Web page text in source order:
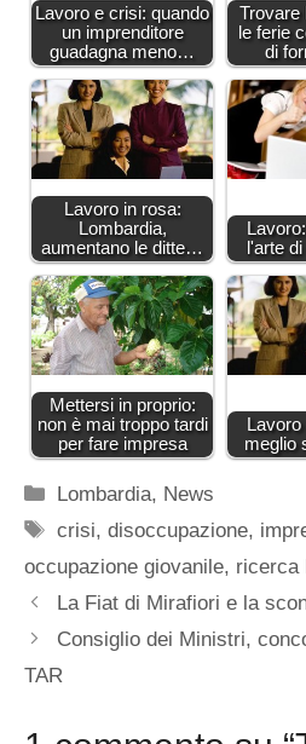
Lavoro e crisi: quando
un imprenditore
guadagna meno…
Trovare
le ferie
di
Lavoro in rosa:
Lombardia,
aumentano le ditte…
l'arte
Mettersi in proprio:
non è mai troppo tardi
per fare impresa
Lavoro
meglio
Categorie
Lombardia, News
Tag
crisi,disoccupazione,
occupazione giovanile, ricerca
La Fiat di Mirafiori e la
Consiglio dei Ministri,
TAR